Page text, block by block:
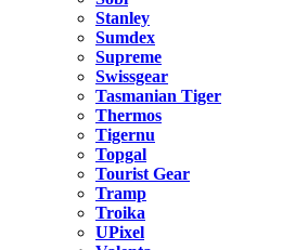
Stanley
Sumdex
Supreme
Swissgear
Tasmanian Tiger
Thermos
Tigernu
Topgal
Tourist Gear
Tramp
Troika
UPixel